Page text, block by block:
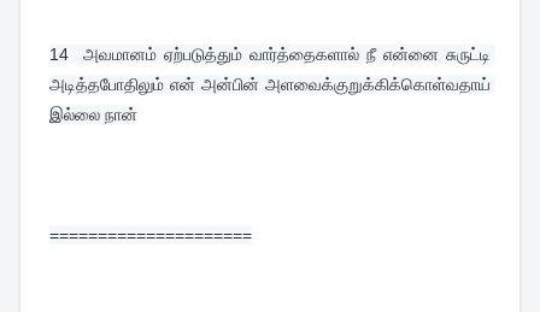
14 அவமானம் ஏற்படுத்தும் வார்த்தைகளால் நீ என்னை சுருட்டி
அடித்தபோதிலும் என் அன்பின் அளவைக்குறுக்கிக்கொள்வதாய்
இல்லை நான்
=====================